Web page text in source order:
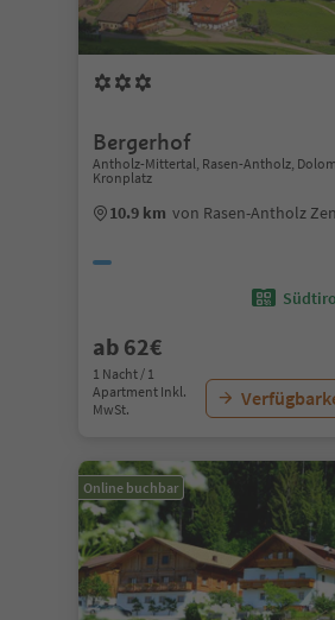
Bergerhof
Antholz-Mittertal, Rasen-Antholz,
Kronplatz
10.9 km von Rasen-Antholz
ab 62€
1 Nacht / 1
Apartment Inkl.
MwSt.
Online buchbar